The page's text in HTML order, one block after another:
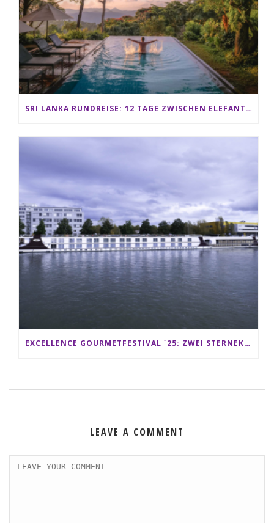
SRI LANKA RUNDREISE: 12 TAGE ZWISCHEN ELEFANTEN, TEEPLANTAGEN & STRAND ALS FAMILIE
EXCELLENCE GOURMETFESTIVAL ´25: ZWEI STERNEKÖCHE ANTONIO GUIDA & DARIO MORESCO VERWÖHNEN IHRE GÄSTE AUF EINER LUXERIÖSEN SCHIFFSREISE
LEAVE A COMMENT